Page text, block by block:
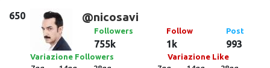
650 @nicosavi
Followers
755k
Follow
1k
Post
993
Variazione Followers
Variazione Like